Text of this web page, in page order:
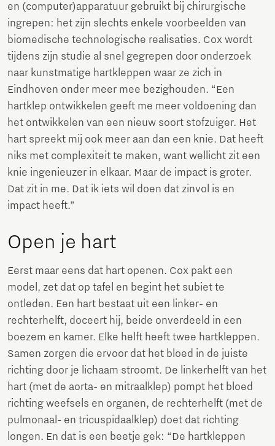
en (computer)apparatuur gebruikt bij chirurgische
ingrepen: het zijn slechts enkele voorbeelden van
biomedische technologische realisaties. Cox wordt
tijdens zijn studie al snel gegrepen door onderzoek
naar kunstmatige hartkleppen waar ze zich in
Eindhoven onder meer mee bezighouden. “Een
hartklep ontwikkelen geeft me meer voldoening dan
het ontwikkelen van een nieuw soort stofzuiger. Het
hart spreekt mij ook meer aan dan een knie. Dat heeft
niks met complexiteit te maken, want wellicht zit een
knie ingenieuzer in elkaar. Maar de impact is groter.
Dat zit in me. Dat ik iets wil doen dat zinvol is en
impact heeft.”
Open je hart
Eerst maar eens dat hart openen. Cox pakt een
model, zet dat op tafel en begint het subiet te
ontleden. Een hart bestaat uit een linker- en
rechterhelft, doceert hij, beide onverdeeld in een
boezem en kamer. Elke helft heeft twee hartkleppen.
Samen zorgen die ervoor dat het bloed in de juiste
richting door je lichaam stroomt. De linkerhelft van het
hart (met de aorta- en mitraalklep) pompt het bloed
richting weefsels en organen, de rechterhelft (met de
pulmonaal- en tricuspidaalklep) doet dat richting
longen. En dat is een beetje gek: “De hartkleppen